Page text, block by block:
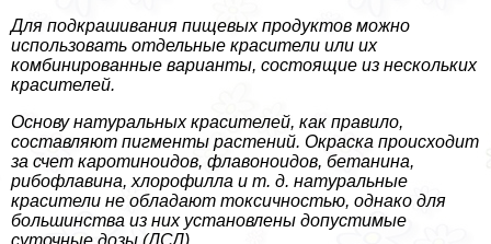
Для подкрашивания пищевых продуктов можно
использовать отдельные красители или их
комбинированные варианты, состоящие из нескольких
красителей.
Основу натуральных красителей, как правило,
составляют пигменты растений. Окраска происходит
за счет каротиноидов, флавоноидов, бетанина,
рибофлавина, хлорофилла и т. д. натуральные
красители не обладают токсичностью, однако для
большинства из них установлены допустимые